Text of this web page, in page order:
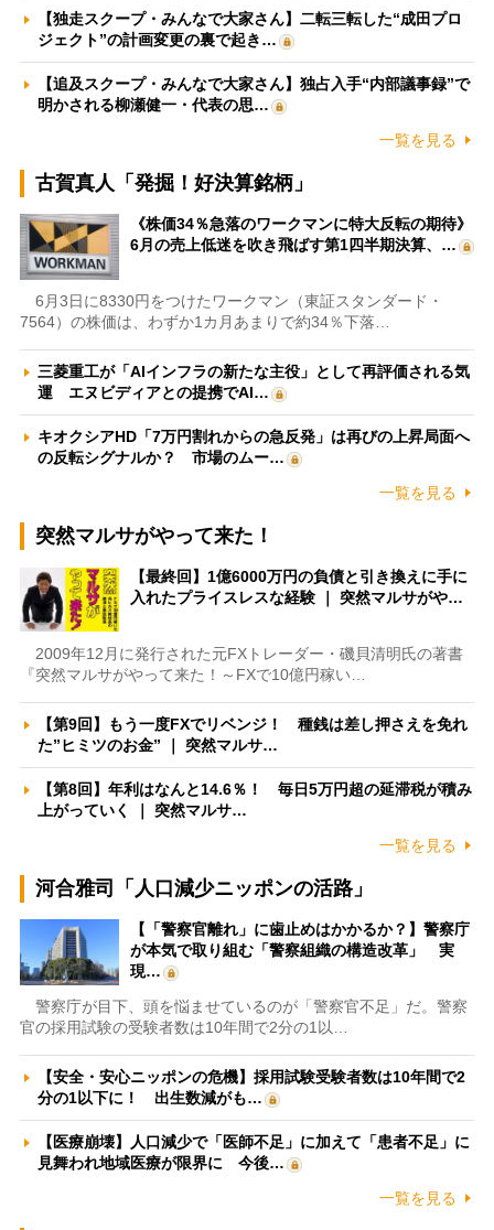
【独走スクープ・みんなで大家さん】二転三転した“成田プロ
ジェクト”の計画変更の裏で起き…
【追及スクープ・みんなで大家さん】独占入手“内部議事録”で
明かされる柳瀬健一・代表の思…
一覧を見る
古賀真人「発掘！好決算銘柄」
《株価34％急落のワークマンに特大反転の期待》
6月の売上低迷を吹き飛ばす第1四半期決算、…
6月3日に8330円をつけたワークマン（東証スタンダード・
7564）の株価は、わずか1カ月あまりで約34％下落…
三菱重工が「AIインフラの新たな主役」として再評価される気
運 エヌビディアとの提携でAI…
キオクシアHD「7万円割れからの急反発」は再びの上昇局面へ
の反転シグナルか？ 市場のムー…
一覧を見る
突然マルサがやって来た！
【最終回】1億6000万円の負債と引き換えに手に
入れたプライスレスな経験 ｜ 突然マルサがや…
2009年12月に発行された元FXトレーダー・磯貝清明氏の著書
『突然マルサがやって来た！～FXで10億円稼い…
【第9回】もう一度FXでリベンジ！ 種銭は差し押さえを免れ
た”ヒミツのお金” ｜ 突然マルサ…
【第8回】年利はなんと14.6％！ 毎日5万円超の延滞税が積み
上がっていく ｜ 突然マルサ…
一覧を見る
河合雅司「人口減少ニッポンの活路」
【「警察官離れ」に歯止めはかかるか？】警察庁
が本気で取り組む「警察組織の構造改革」 実
現…
警察庁が目下、頭を悩ませているのが「警察官不足」だ。警察
官の採用試験の受験者数は10年間で2分の1以…
【安全・安心ニッポンの危機】採用試験受験者数は10年間で2
分の1以下に！ 出生数減がも…
【医療崩壊】人口減少で「医師不足」に加えて「患者不足」に
見舞われ地域医療が限界に 今後…
一覧を見る